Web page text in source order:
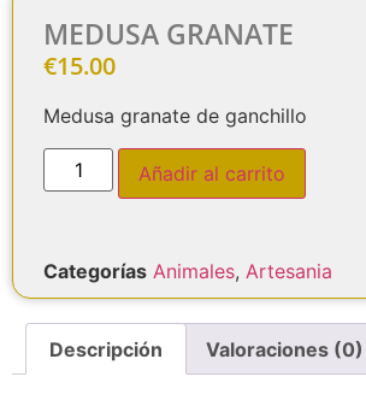
MEDUSA GRANATE
€15.00
Medusa granate de ganchillo
Añadir al carrito
Categorías Animales, Artesania
Descripción Valoraciones (0)